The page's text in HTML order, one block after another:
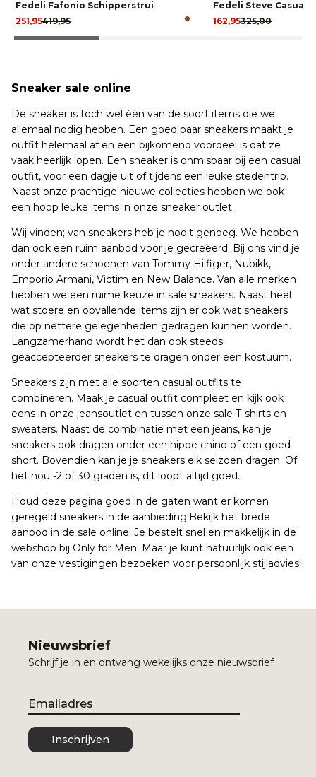
Fedeli Fafonio Schipperstrui
419,95
251,95
Fedeli Steve Casual
325,00
162,95
Sneaker sale online
De sneaker is toch wel één van de soort items die we
allemaal nodig hebben. Een goed paar sneakers maakt je
outfit helemaal af en een bijkomend voordeel is dat ze
vaak heerlijk lopen. Een sneaker is onmisbaar bij een casual
outfit, voor een dagje uit of tijdens een leuke stedentrip.
Naast onze prachtige nieuwe collecties hebben we ook
een hoop leuke items in onze sneaker outlet.
Wij vinden; van sneakers heb je nooit genoeg. We hebben
dan ook een ruim aanbod voor je gecreëerd. Bij ons vind je
onder andere schoenen van Tommy Hilfiger, Nubikk,
Emporio Armani, Victim en New Balance. Van alle merken
hebben we een ruime keuze in sale sneakers. Naast heel
wat stoere en opvallende items zijn er ook wat sneakers
die op nettere gelegenheden gedragen kunnen worden.
Langzamerhand wordt het dan ook steeds
geaccepteerder sneakers te dragen onder een kostuum.
Sneakers zijn met alle soorten casual outfits te
combineren. Maak je casual outfit compleet en kijk ook
eens in onze jeansoutlet en tussen onze sale T-shirts en
sweaters. Naast de combinatie met een jeans, kan je
sneakers ook dragen onder een hippe chino of een goed
short. Bovendien kan je je sneakers elk seizoen dragen. Of
het nou -2 of 30 graden is, dit loopt altijd goed.
Houd deze pagina goed in de gaten want er komen
geregeld sneakers in de aanbieding!Bekijk het brede
aanbod in de sale online! Je bestelt snel en makkelijk in de
webshop bij Only for Men. Maar je kunt natuurlijk ook een
van onze vestigingen bezoeken voor persoonlijk stijladvies!
Nieuwsbrief
Schrijf je in en ontvang wekelijks onze nieuwsbrief
Email
Inschrijven